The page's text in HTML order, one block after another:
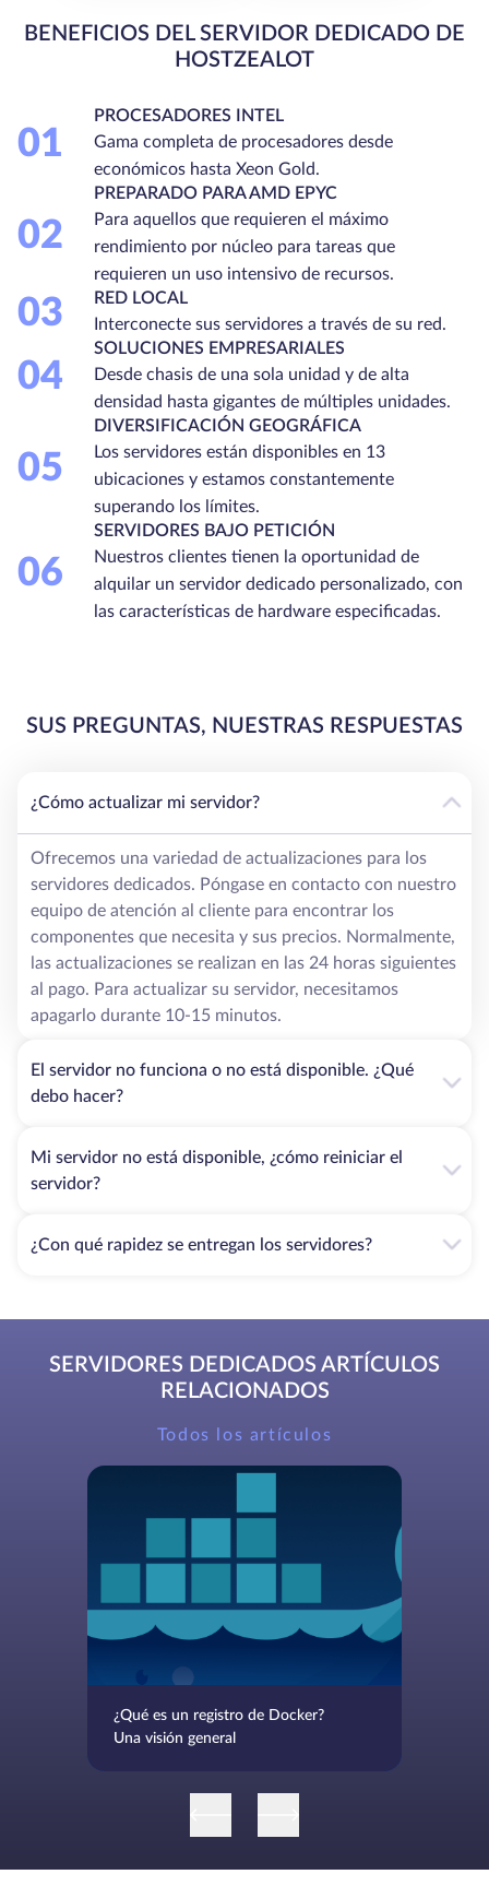
BENEFICIOS DEL SERVIDOR DEDICADO DE
HOSTZEALOT
01
PROCESADORES INTEL
Gama completa de procesadores desde
económicos hasta Xeon Gold.
02
PREPARADO PARA AMD EPYC
Para aquellos que requieren el máximo
rendimiento por núcleo para tareas que
requieren un uso intensivo de recursos.
03
RED LOCAL
Interconecte sus servidores a través de su red.
04
SOLUCIONES EMPRESARIALES
Desde chasis de una sola unidad y de alta
densidad hasta gigantes de múltiples unidades.
05
DIVERSIFICACIÓN GEOGRÁFICA
Los servidores están disponibles en 13
ubicaciones y estamos constantemente
superando los límites.
06
SERVIDORES BAJO PETICIÓN
Nuestros clientes tienen la oportunidad de
alquilar un servidor dedicado personalizado, con
las características de hardware especificadas.
SUS PREGUNTAS, NUESTRAS RESPUESTAS
¿Cómo actualizar mi servidor?
Ofrecemos una variedad de actualizaciones para los
servidores dedicados. Póngase en contacto con nuestro
equipo de atención al cliente para encontrar los
componentes que necesita y sus precios. Normalmente,
las actualizaciones se realizan en las 24 horas siguientes
al pago. Para actualizar su servidor, necesitamos
apagarlo durante 10-15 minutos.
El servidor no funciona o no está disponible. ¿Qué
debo hacer?
Mi servidor no está disponible, ¿cómo reiniciar el
servidor?
¿Con qué rapidez se entregan los servidores?
SERVIDORES DEDICADOS ARTÍCULOS
RELACIONADOS
Todos los artículos
¿Qué es un registro de Docker?
Una visión general